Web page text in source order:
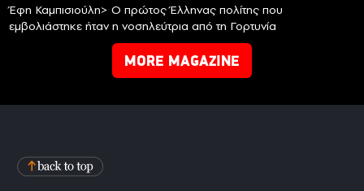
Έφη Καμπισιούλη> Ο πρώτος Έλληνας πολίτης που
εμβολιάστηκε ήταν η νοσηλεύτρια από τη Γορτυνία
MORE MAGAZINE